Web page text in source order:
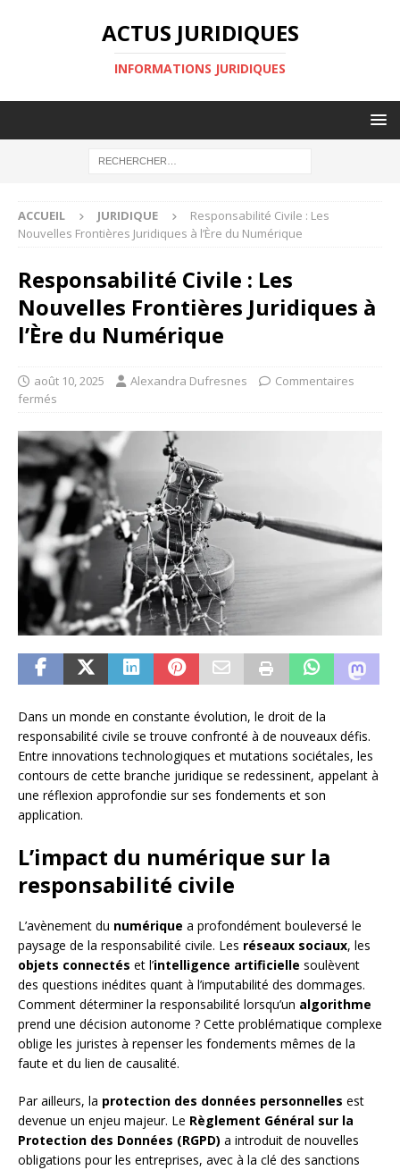
ACTUS JURIDIQUES
INFORMATIONS JURIDIQUES
ACCUEIL JURIDIQUE
Responsabilité Civile : Les
Nouvelles Frontières Juridiques à l’Ère du Numérique
Responsabilité Civile : Les
Nouvelles Frontières Juridiques à
l’Ère du Numérique
août 10, 2025 Alexandra Dufresnes
Commentaires
fermés
Dans un monde en constante évolution, le droit de la
responsabilité civile se trouve confronté à de nouveaux défis.
Entre innovations technologiques et mutations sociétales, les
contours de cette branche juridique se redessinent, appelant à
une réflexion approfondie sur ses fondements et son
application.
L’impact du numérique sur la
responsabilité civile
L’avènement du numérique a profondément bouleversé le
paysage de la responsabilité civile. Les réseaux sociaux, les
objets connectés et l’intelligence artificielle soulèvent
des questions inédites quant à l’imputabilité des dommages.
Comment déterminer la responsabilité lorsqu’un algorithme
prend une décision autonome ? Cette problématique complexe
oblige les juristes à repenser les fondements mêmes de la
faute et du lien de causalité.
Par ailleurs, la protection des données personnelles est
devenue un enjeu majeur. Le Règlement Général sur la
Protection des Données (RGPD) a introduit de nouvelles
obligations pour les entreprises, avec à la clé des sanctions